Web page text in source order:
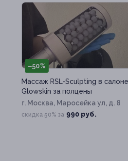
–50%
Массаж RSL-Sculpting в салоне
Glowskin за полцены
г. Москва, Маросейка ул, д. 8
скидка 50% за 990 руб.